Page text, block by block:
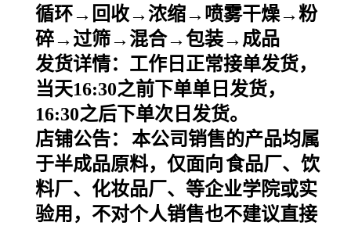
循环→回收→浓缩→喷雾干燥→粉
碎→过筛→混合→包装→成品
发货详情：工作日正常接单发货，
当天16:30之前下单单日发货，
16:30之后下单次日发货。
店铺公告：
本公司销售的产品均属
于半成品原料，仅面向食品厂、饮
料厂、化妆品厂、等企业学院或实
验用，不对个人销售也不建议直接